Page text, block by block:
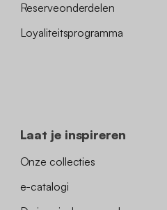
Reserveonderdelen
Loyaliteitsprogramma
Laat je inspireren
Onze collecties
e-catalogi